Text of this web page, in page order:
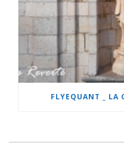
FLYEQUANT _ LA